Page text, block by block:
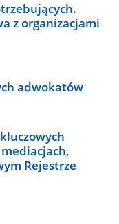
z organizacjami
adwokatów
Rejestrze